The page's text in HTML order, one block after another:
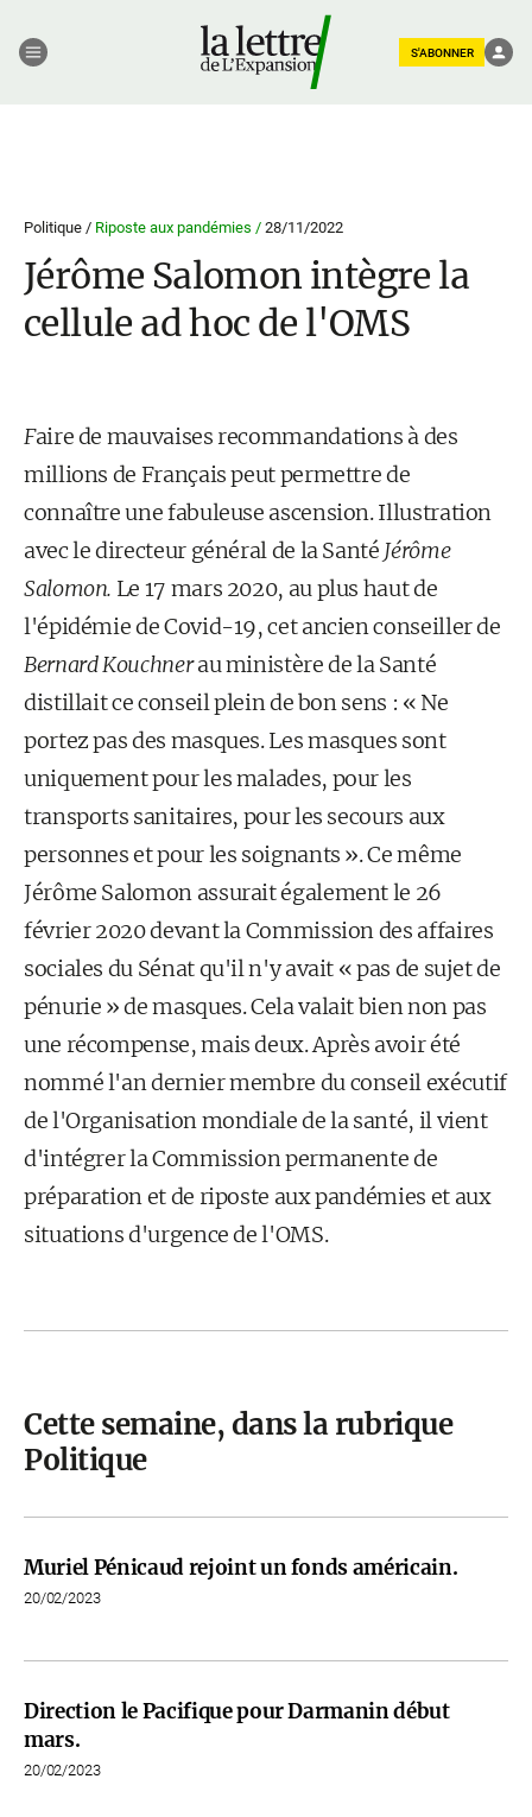
S'ABONNER
Politique / Riposte aux pandémies / 28/11/2022
Jérôme Salomon intègre la
cellule ad hoc de l'OMS
Faire de mauvaises recommandations à des
millions de Français peut permettre de
connaître une fabuleuse ascension. Illustration
avec le directeur général de la Santé Jérôme
Salomon. Le 17 mars 2020, au plus haut de
l'épidémie de Covid-19, cet ancien conseiller de
Bernard Kouchnerau ministère de la Santé
distillait ce conseil plein de bon sens : « Ne
portez pas des masques. Les masques sont
uniquement pour les malades, pour les
transports sanitaires, pour les secours aux
personnes et pour les soignants ». Ce même
Jérôme Salomon assurait également le 26
février 2020 devant la Commission des affaires
sociales du Sénat qu'il n'y avait « pas de sujet de
pénurie » de masques. Cela valait bien non pas
une récompense, mais deux. Après avoir été
nommé l'an dernier membre du conseil exécutif
de l'Organisation mondiale de la santé, il vient
d'intégrer la Commission permanente de
préparation et de riposte aux pandémies et aux
situations d'urgence de l'OMS.
Cette semaine, dans la rubrique
Politique
Muriel Pénicaud rejoint un fonds américain.
20/02/2023
Direction le Pacifique pour Darmanin début
mars.
20/02/2023